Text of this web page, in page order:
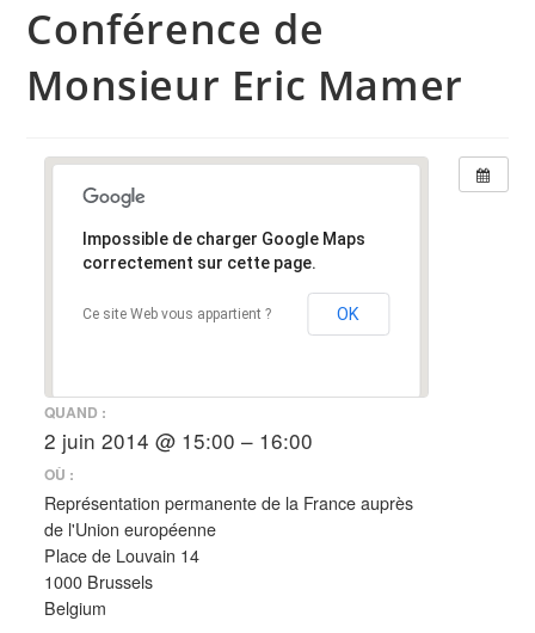
Conférence de
Monsieur Eric Mamer
Impossible de charger Google Maps
correctement sur cette page.
Ce site Web vous appartient ? OK
QUAND :
2 juin 2014 @ 15:00 – 16:00
OÙ :
Représentation permanente de la France auprès
de l'Union européenne
Place de Louvain 14
1000 Brussels
Belgium